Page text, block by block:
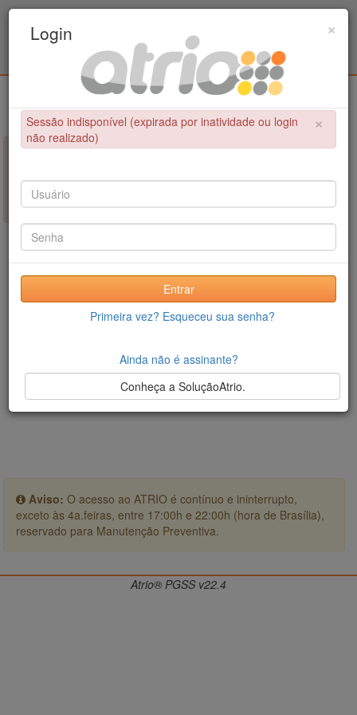
Metalúrgica e de Materiais - COPPE / UFRJ
×
NÃO FOI POSSÍVEL CONCLUIR A OPERAÇÃO
Sessão indisponível (expirada por inatividade ou login não
realizado)
Aviso: O acesso ao ATRIO é contínuo e ininterrupto,
exceto às 4a.feiras, entre 17:00h e 22:00h (hora de Brasília),
reservado para Manutenção Preventiva.
×
Login
×
Sessão indisponível (expirada por inatividade ou login
não realizado)
Entrar
Primeira vez? Esqueceu sua senha?
Ainda não é assinante?
Conheça a SoluçãoAtrio.
Atrio® PGSS v22.4